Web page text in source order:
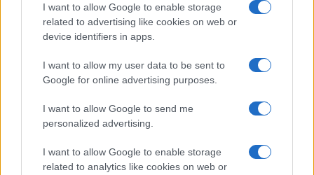
I want to allow Google to enable storage
related to advertising like cookies on web or
device identifiers in apps.
I want to allow my user data to be sent to
Google for online advertising purposes.
I want to allow Google to send me
personalized advertising.
I want to allow Google to enable storage
related to analytics like cookies on web or
Petrolio in calo: Brent a 91,82$, ribassi a due cifre per greggio
Andrea Innocenti · 5 Ago 2026
QUOTAZIONI CRYPTO
Nome Prezzo